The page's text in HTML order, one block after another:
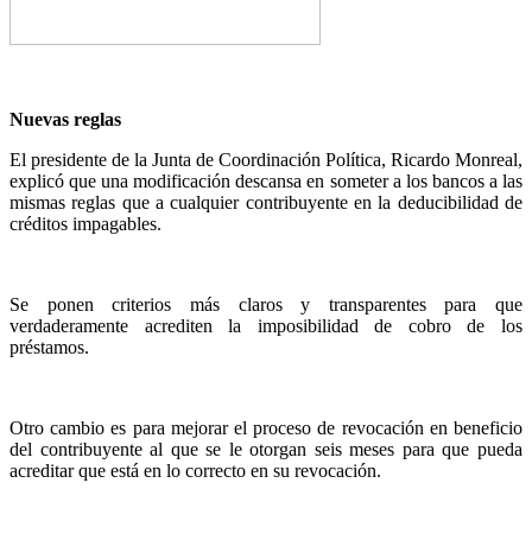
Nuevas reglas
El presidente de la Junta de Coordinación Política, Ricardo Monreal,
explicó que una modificación descansa en someter a los bancos a las
mismas reglas que a cualquier contribuyente en la deducibilidad de
créditos impagables.
Se ponen criterios más claros y transparentes para que
verdaderamente acrediten la imposibilidad de cobro de los
préstamos.
Otro cambio es para mejorar el proceso de revocación en beneficio
del contribuyente al que se le otorgan seis meses para que pueda
acreditar que está en lo correcto en su revocación.